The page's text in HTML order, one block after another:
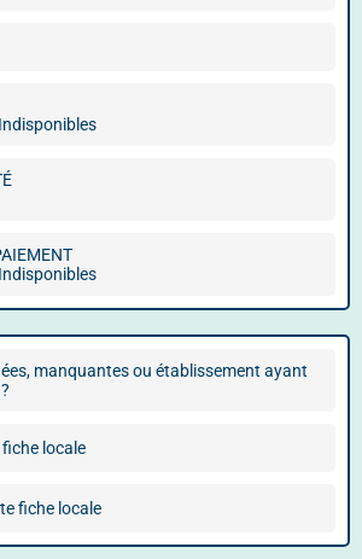
manquantes ou établissement ayant
locale
fiche locale